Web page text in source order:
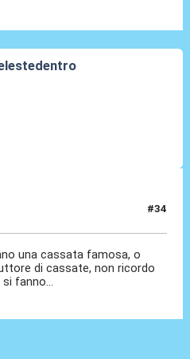
#34
una cassata famosa, o
di cassate, non ricordo
fanno...